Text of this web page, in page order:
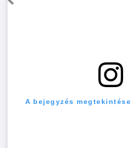
A bejegyzés